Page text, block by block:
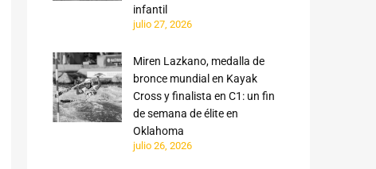
infantil
julio 27, 2026
Miren Lazkano, medalla de
bronce mundial en Kayak
Cross y finalista en C1: un fin
de semana de élite en
Oklahoma
julio 26, 2026